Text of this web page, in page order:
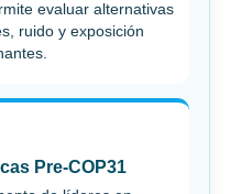
evaluar alternativas
ruido y exposición
Pre-COP31